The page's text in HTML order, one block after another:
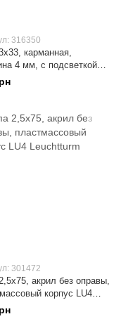
316350
карманная,
4 мм, с подсветкой
Leuchtturm
301472
акрил без оправы,
корпус LU4